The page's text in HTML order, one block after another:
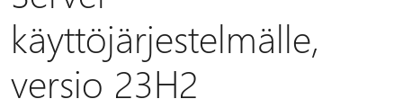
käyttöjärjestelmälle,
versio 23H2